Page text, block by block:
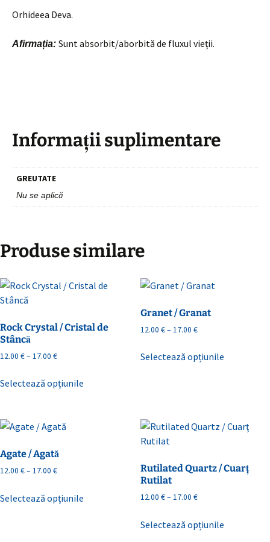
Orhideea Deva.
Afirmația: Sunt absorbit/aborbită de fluxul vieții.
Informații suplimentare
GREUTATE
Nu se aplică
Produse similare
Rock Crystal / Cristal de
Stâncă
12.00 €– 17.00 €Interval
prețuri:
12.00 €
17.00 €
Selectează opțiunile
Granet / Granat
12.00 €– 17.00 €Interval
prețuri:
12.00 €
Selectează opțiunileprodus
Opțiunile
fi
Agate / Agată
12.00 €– 17.00 €Interval
prețuri:
12.00 €
Selectează opțiunile
Rutilated Quartz / Cuarţ
Rutilat
12.00 €– 17.00 €Interval
prețuri:
12.00 €
Selectează opțiunileprodus